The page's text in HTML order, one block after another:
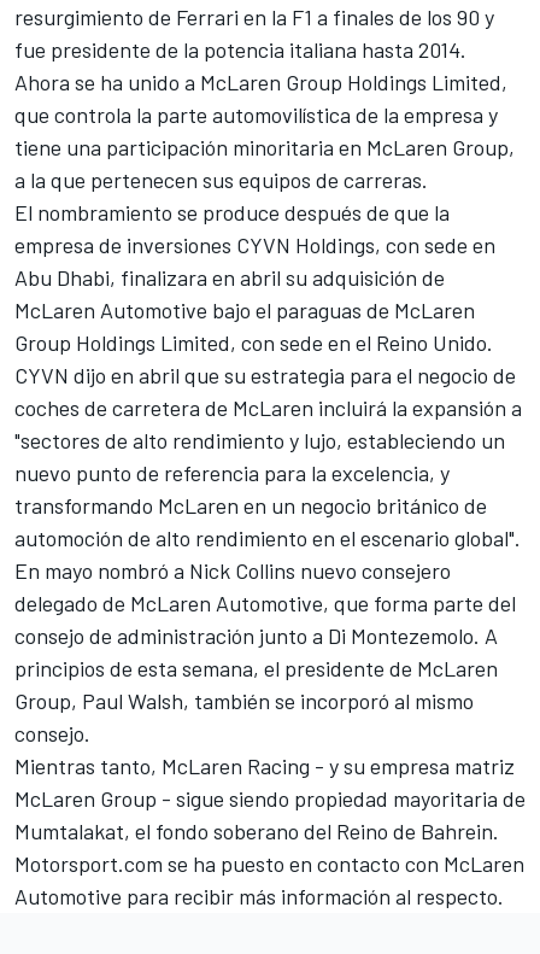
resurgimiento de Ferrari en la F1 a finales de los 90 y
fue presidente de la potencia italiana hasta 2014.
Ahora se ha unido a McLaren Group Holdings Limited,
que controla la parte automovilística de la empresa y
tiene una participación minoritaria en McLaren Group,
a la que pertenecen sus equipos de carreras.
El nombramiento se produce después de que la
empresa de inversiones CYVN Holdings, con sede en
Abu Dhabi, finalizara en abril su adquisición de
McLaren Automotive bajo el paraguas de McLaren
Group Holdings Limited, con sede en el Reino Unido.
CYVN dijo en abril que su estrategia para el negocio de
coches de carretera de McLaren incluirá la expansión a
"sectores de alto rendimiento y lujo, estableciendo un
nuevo punto de referencia para la excelencia, y
transformando McLaren en un negocio británico de
automoción de alto rendimiento en el escenario global".
En mayo nombró a Nick Collins nuevo consejero
delegado de McLaren Automotive, que forma parte del
consejo de administración junto a Di Montezemolo. A
principios de esta semana, el presidente de McLaren
Group, Paul Walsh, también se incorporó al mismo
consejo.
Mientras tanto, McLaren Racing - y su empresa matriz
McLaren Group - sigue siendo propiedad mayoritaria de
Mumtalakat, el fondo soberano del Reino de Bahrein.
Motorsport.com se ha puesto en contacto con McLaren
Automotive para recibir más información al respecto.